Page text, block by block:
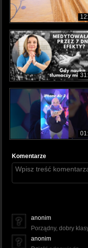
Komentarze
anonim
Porządny, dobry
anonim